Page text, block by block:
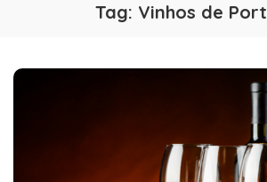
Tag: Vinhos de